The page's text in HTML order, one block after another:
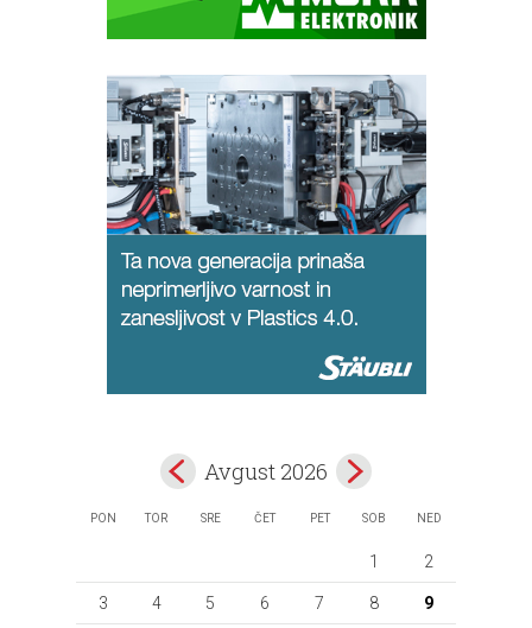
Avgust 2026
PON TOR SRE ČET PET SOB NED
1 2
3 4 5 6 7 8 9